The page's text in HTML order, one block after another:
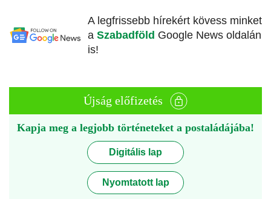
A legfrissebb hírekért kövess minket
a Szabadföld Google News oldalán
is!
Újság előfizetés
Kapja meg a legjobb történeteket a postaládájába!
Digitális lap
Nyomtatott lap